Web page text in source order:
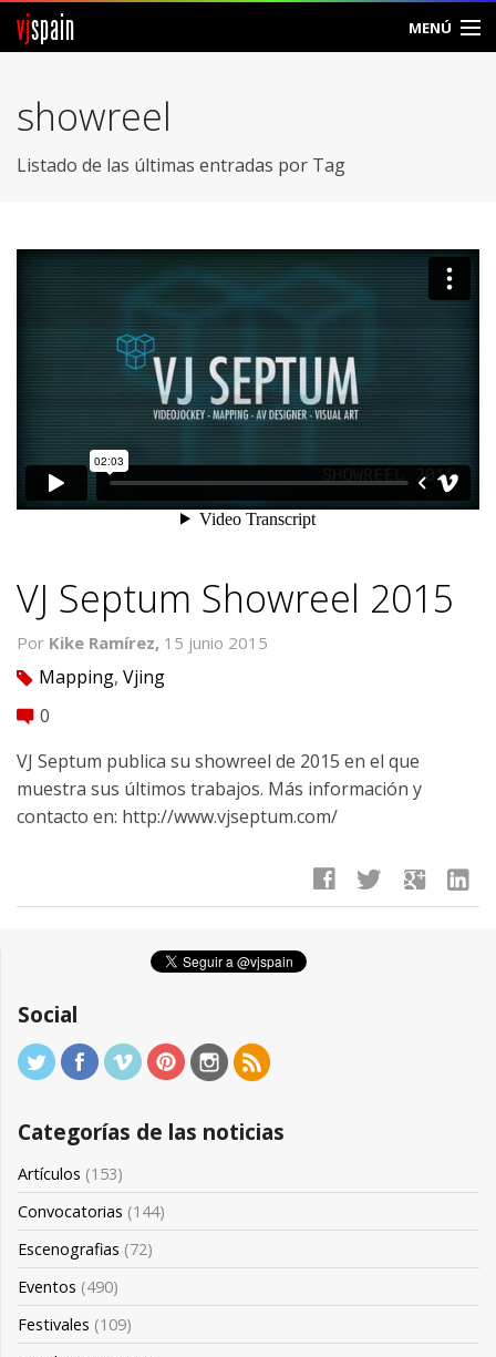
vjspain MENÚ
Foros
Contacto
Entrar
Crear Cuenta
showreel
Listado de las últimas entradas por Tag
VJ Septum Showreel 2015
Por Kike Ramírez, 15 junio 2015
tag Mapping, Vjing
comment 0
VJ Septum publica su showreel de 2015 en el que
muestra sus últimos trabajos. Más información y
contacto en: http://www.vjseptum.com/
facebook twitter google linkedin
Social
Categorías de las noticias
Artículos (153)
Convocatorias (144)
Escenografias (72)
Eventos (490)
Festivales (109)